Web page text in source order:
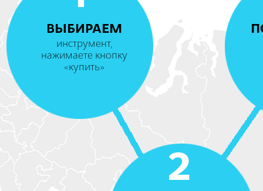
ВЫБИРАЕМ
инструмент,
нажимаете кнопку
«купить»
2